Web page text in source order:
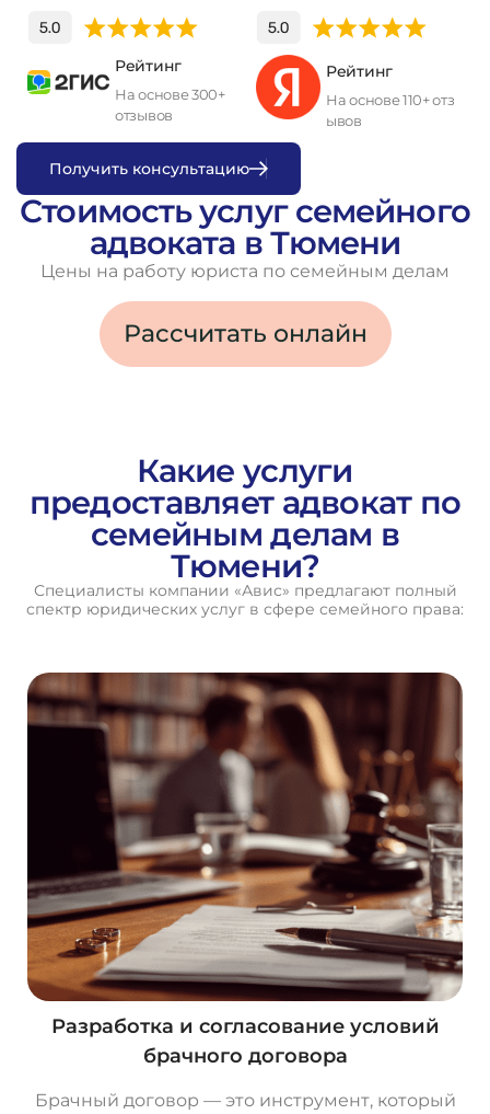
Рейтинг
На основе 300+
отзывов
Рейтинг
На основе 110+ отз
ывов
Получить консультацию
Стоимость услуг семейного
адвоката в Тюмени
Цены на работу юриста по семейным делам
Рассчитать онлайн
Какие услуги
предоставляет адвокат по
семейным делам в
Тюмени?
Специалисты компании «Авис» предлагают полный
спектр юридических услуг в сфере семейного права:
Разработка и согласование условий
брачного договора
Брачный договор — это инструмент, который